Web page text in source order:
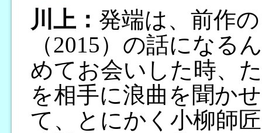
川上： 発端は、前作
（2015）の話になる
めてお会いした時、
を相手に浪曲を聞か
て、とにかく小柳師